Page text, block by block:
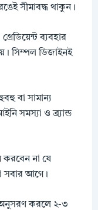
সীমাবদ্ধ থাকুন।
ব্যবহার
সিম্পল ডিজাইনই
বা সামান্য
সমস্যা ও ব্র্যান্ড
করবেন না যে
সবার আগে।
অনুসরণ করলে ২-৩